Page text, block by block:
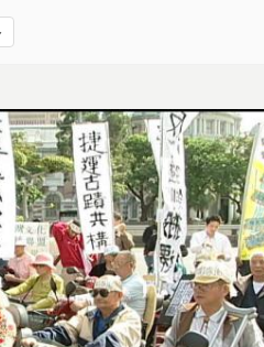
然後，樂生不再美麗。然後，捷